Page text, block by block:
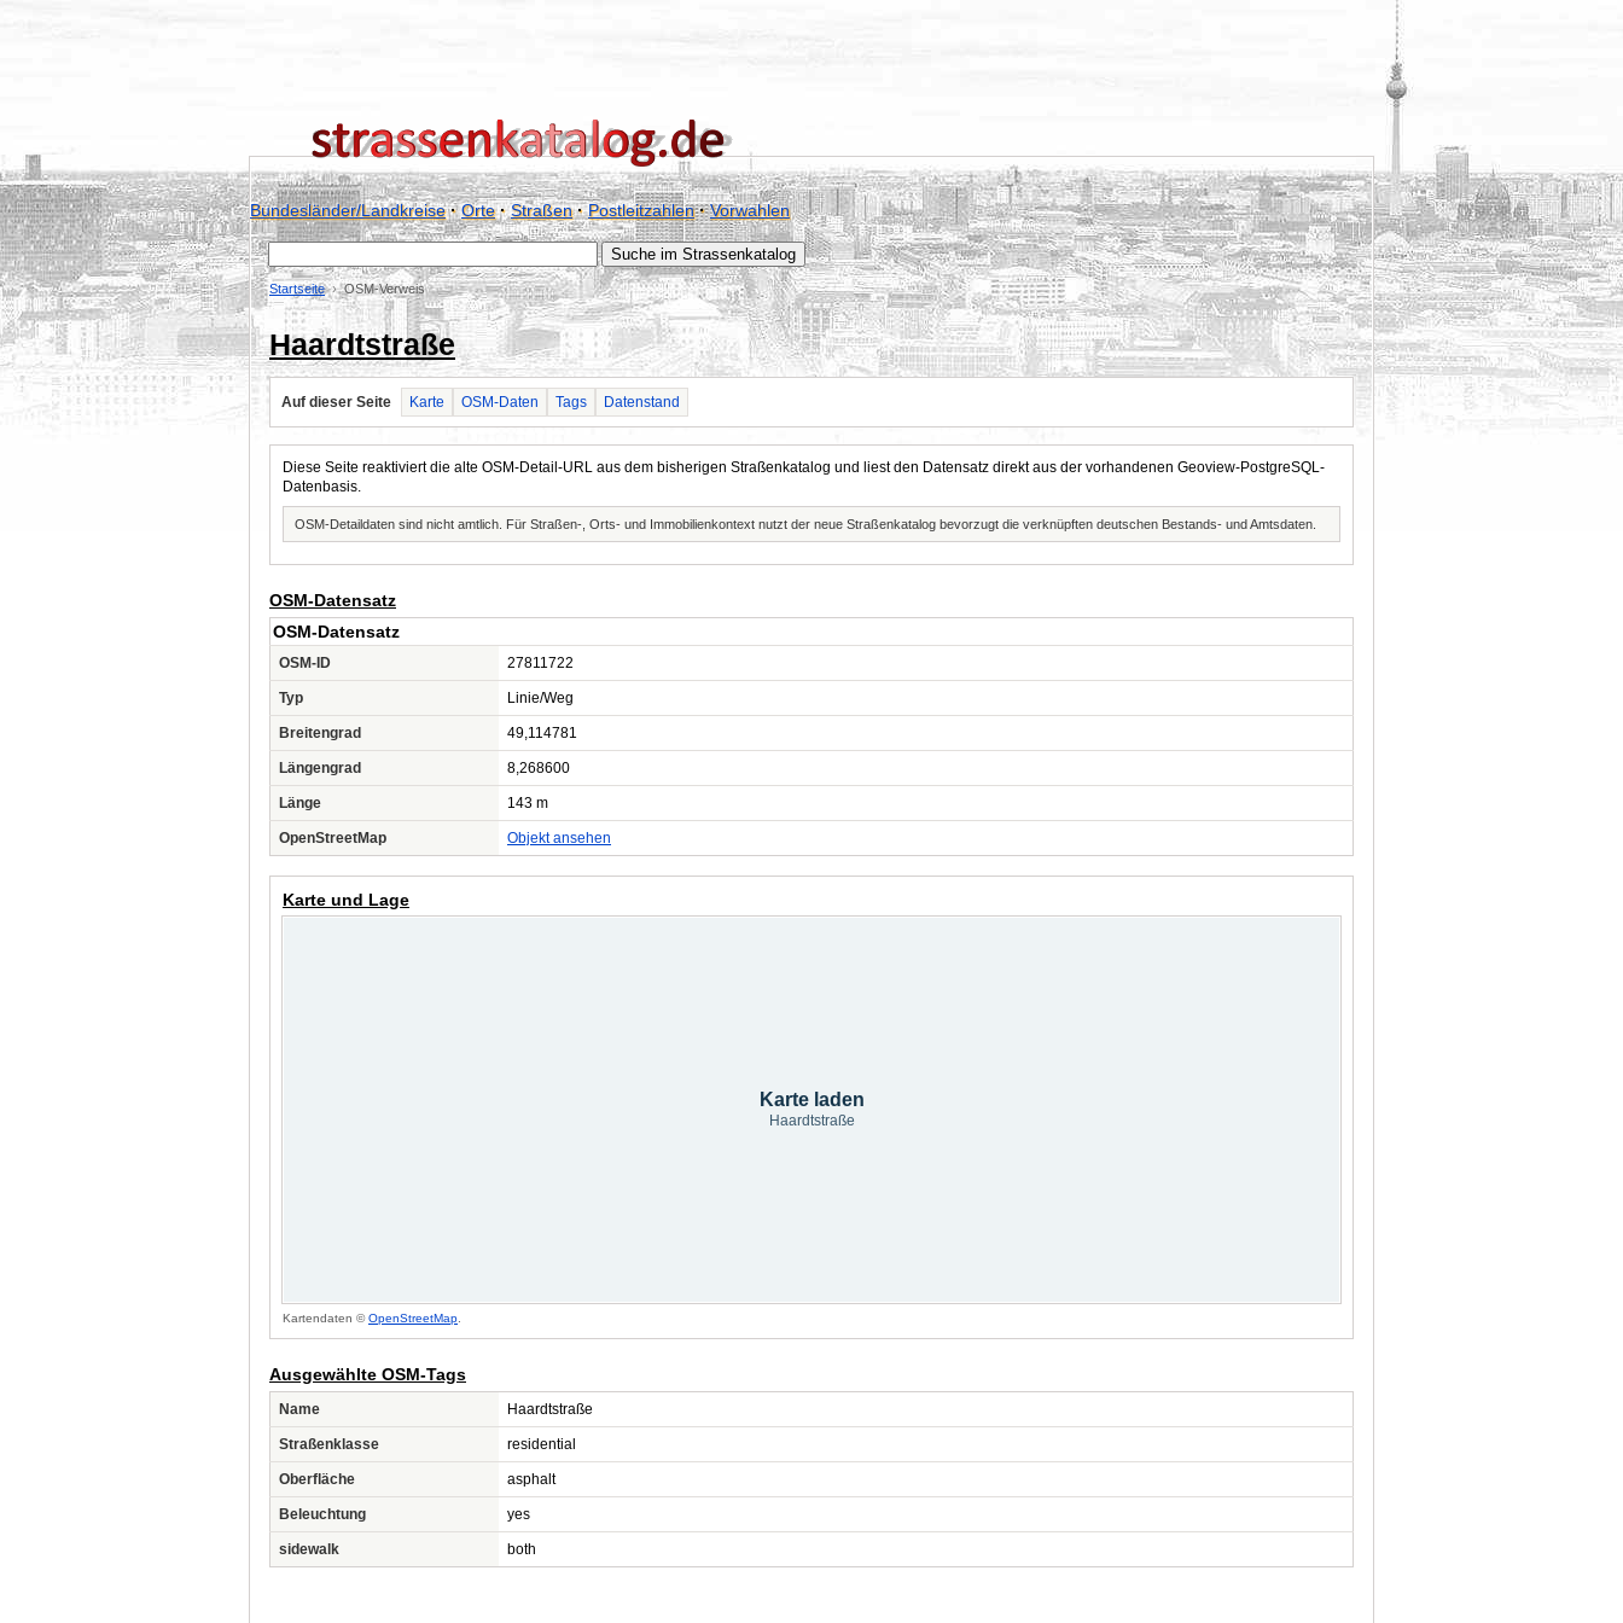
Bundesländer/Landkreise·Orte·Straßen·Postleitzahlen·Vorwahlen
Startseite OSM-Verweis
Haardtstraße
Auf dieser Seite Karte OSM-Daten Tags Datenstand
Diese Seite reaktiviert die alte OSM-Detail-URL aus dem bisherigen Straßenkatalog und liest den Datensatz direkt aus der vorhandenen Geoview-PostgreSQL-
Datenbasis.
OSM-Detaildaten sind nicht amtlich. Für Straßen-, Orts- und Immobilienkontext nutzt der neue Straßenkatalog bevorzugt die verknüpften deutschen Bestands- und Amtsdaten.
OSM-Datensatz
OSM-Datensatz
OSM-ID 27811722
Typ Linie/Weg
Breitengrad 49,114781
Längengrad 8,268600
Länge 143 m
OpenStreetMap Objekt ansehen
Karte und Lage
Karte laden
Haardtstraße
Kartendaten ©OpenStreetMap
Ausgewählte OSM-Tags
Name Haardtstraße
Straßenklasse residential
Oberfläche asphalt
Beleuchtung yes
sidewalk both